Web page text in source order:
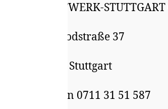
STATTWERK-
Gutbrodstraße 37
70193 Stuttgart
Telefon 0711 31 51 587